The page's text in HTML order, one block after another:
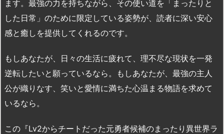
ます。最強の力を持ちながら、その使い道を「まったりと
した日常」のために限定している姿勢が、読者に深い安心
感と癒しを提供してくれるのです。
もしあなたが、日々の生活に疲れて、理不尽な現状を一発
逆転したいと願っているなら。もしあなたが、最強の主人
公が織りなす、笑いと愛情に満ちた心温まる物語を求めて
いるなら。
この『Lv2からチートだった元勇者候補のまったり異世界ラ